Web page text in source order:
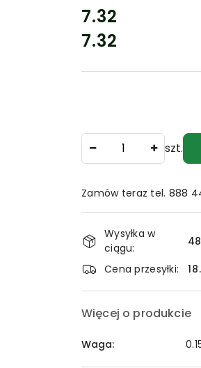
cena:
7.32
Cena:
7.32
szt.
Zamów teraz tel. 888
Dostępność
i
dostawa
Wysyłka w
ciągu:
Cena przesyłki:
Więcej o produkcie
Waga: